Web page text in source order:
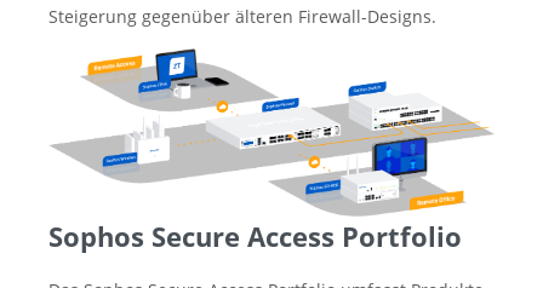
Steigerung gegenüber älteren Firewall-Designs.
Sophos Secure Access Portfolio